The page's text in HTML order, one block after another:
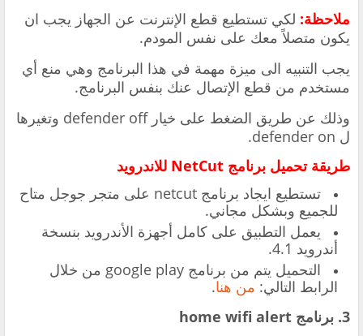
ملاحظة: لكي تستطيع قطع الإنترنت عن الجهاز يجب ان
يكون متصلاً معك على نفس المودم.
يجب التنبيه الى ميزة مهمة في هذا البرنامج وهي منع أي
مستخدم من قطع الإتصال عنك بنفس البرنامج.
وذلك عن طريق الضغط على خيار defender off وتغيرها
ل defender on.
طريقة تحميل برنامج NetCut للاندرويد
تستطيع ايجاد برنامج netcut على متجر جوجل متاح
للجميع وبشكل مجاني.
يعمل التطبيق على كامل أجهزة الأندرويد بنسخة
أندرويد 4.1.
التحميل يتم من برنامج google play من خلال
الرابط التالي: من هنا.
3. برنامج home wifi alert